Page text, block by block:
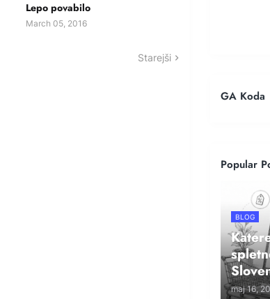
Lepo povabilo
March 05, 2016
Starejši
GA Koda
Popular
BLOG
maj 16,